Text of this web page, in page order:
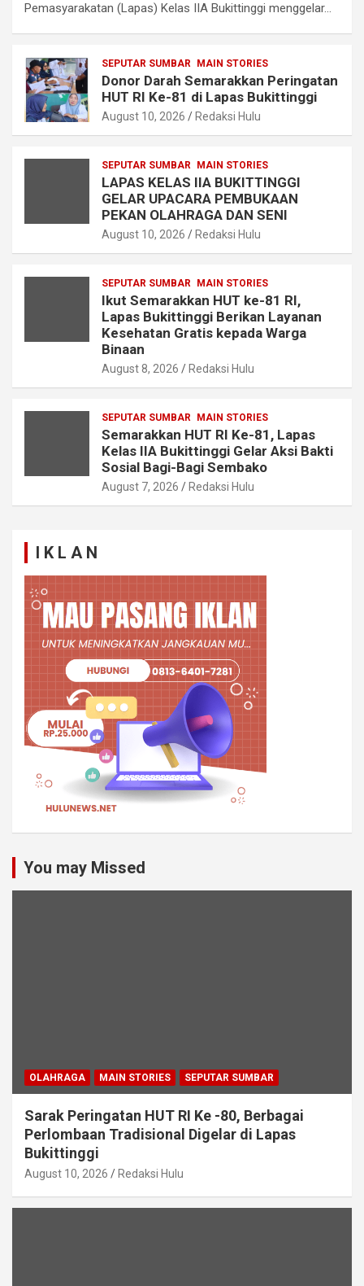
Pemasyarakatan (Lapas) Kelas IIA Bukittinggi menggelar…
SEPUTAR SUMBAR MAIN STORIES
Donor Darah Semarakkan Peringatan
HUT RI Ke-81 di Lapas Bukittinggi
August 10, 2026 Redaksi Hulu
SEPUTAR SUMBAR MAIN STORIES
LAPAS KELAS IIA BUKITTINGGI
GELAR UPACARA PEMBUKAAN
PEKAN OLAHRAGA DAN SENI
August 10, 2026 Redaksi Hulu
SEPUTAR SUMBAR MAIN STORIES
Ikut Semarakkan HUT ke-81 RI,
Lapas Bukittinggi Berikan Layanan
Kesehatan Gratis kepada Warga
Binaan
August 8, 2026 Redaksi Hulu
SEPUTAR SUMBAR MAIN STORIES
Semarakkan HUT RI Ke-81, Lapas
Kelas IIA Bukittinggi Gelar Aksi Bakti
Sosial Bagi-Bagi Sembako
August 7, 2026 Redaksi Hulu
I K L A N
You may Missed
OLAHRAGA MAIN STORIES SEPUTAR SUMBAR
Sarak Peringatan HUT RI Ke -80, Berbagai
Perlombaan Tradisional Digelar di Lapas
Bukittinggi
August 10, 2026 Redaksi Hulu